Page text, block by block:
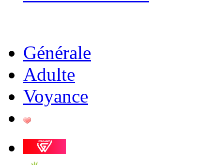
Générale
Adulte
Voyance